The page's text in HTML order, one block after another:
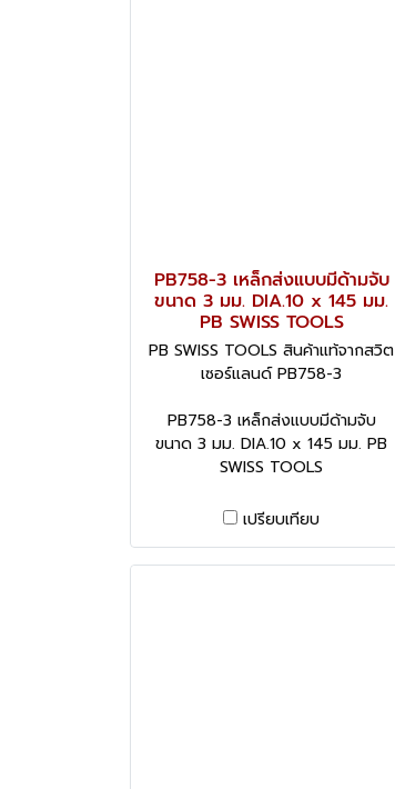
PB758-3 เหล็กส่งแบบมีด้ามจับ
ขนาด 3 มม. DIA.10 x 145 มม.
PB SWISS TOOLS
PB SWISS TOOLS สินค้าแท้จากสวิต
เซอร์แลนด์ PB758-3
PB758-3 เหล็กส่งแบบมีด้ามจับ
ขนาด 3 มม. DIA.10 x 145 มม. PB
SWISS TOOLS
เปรียบเทียบ